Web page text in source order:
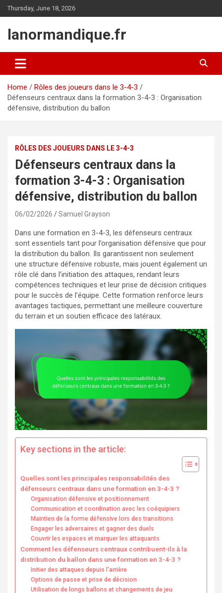
Skip
to
Thursday, June 18, 2026
lanormandique.fr
Home
Rôles des joueurs dans le 3-4-3
Défenseurs centraux dans la formation 3-4-3 : Organisation
défensive, distribution du ballon
RÔLES DES JOUEURS DANS LE 3-4-3
Défenseurs centraux dans la
formation 3-4-3 : Organisation
défensive, distribution du ballon
06/02/2026 Samuel Grayson
Dans une formation en 3-4-3, les défenseurs centraux
sont essentiels tant pour l’organisation défensive que pour
la distribution du ballon. Ils garantissent non seulement
une structure défensive robuste, mais jouent également un
rôle clé dans l’initiation des attaques, rendant leurs
compétences techniques et leur prise de décision critiques
pour le succès de l’équipe. Cette formation renforce leurs
avantages tactiques, permettant une meilleure couverture
du terrain et un soutien efficace des latéraux.
Key sections in the article:
Quelles sont les principales responsabilités des
défenseurs centraux dans une formation en 3-4-3 ?
Organisation défensive et positionnement
Communication et coordination avec les coéquipiers
Maintien de la forme défensive lors des transitions
Engager les adversaires et gagner des duels
Couvrir les espaces et marquer les attaquants
Comment les défenseurs centraux contribuent-ils à la
distribution du ballon dans une formation en 3-4-3 ?
Initier des attaques depuis l’arrière
Options de passe et prise de décision
Utilisation de longs ballons et changements de jeu